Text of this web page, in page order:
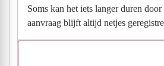
Soms kan het iets langer duren
aanvraag blijft altijd netjes